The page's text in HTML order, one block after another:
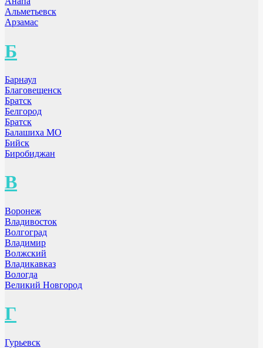
Альметьевск
Арзамас
Б
Барнаул
Благовещенск
Братск
Белгород
Братск
Балашиха МО
Бийск
Биробиджан
В
Воронеж
Владивосток
Волгоград
Владимир
Волжский
Владикавказ
Вологда
Великий Новгород
Г
Гурьевск